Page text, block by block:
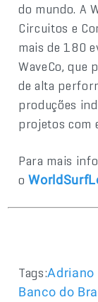
do mundo. A
Circuitos e
mais de 180
WaveCo, que
de alta
produções
projetos com
Para mais
o
Tags:Adriano
Banco do